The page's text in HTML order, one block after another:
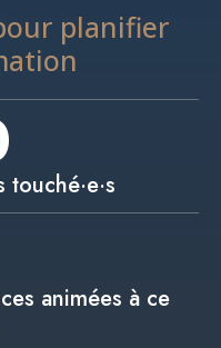
planifier
animées à ce